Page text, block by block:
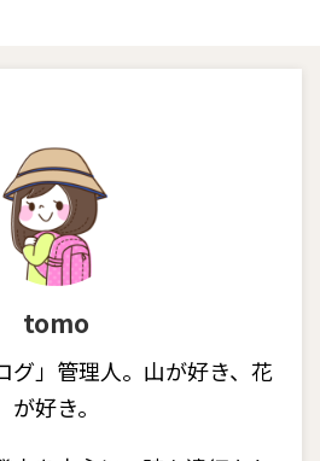
し
イ
tomo
グ」管理人。山が好き、花
が好き。